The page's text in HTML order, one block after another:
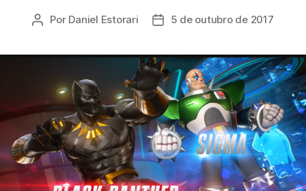
Autor
Por Daniel Estorari
Data5 de outubro de 2017